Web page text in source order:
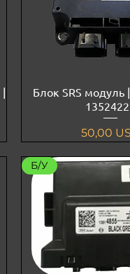
Блок SRS модуль
Ціна
50,00
Б/У